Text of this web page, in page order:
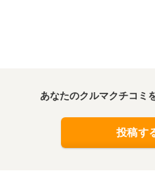
あなたのクルマクチコミ
投稿す